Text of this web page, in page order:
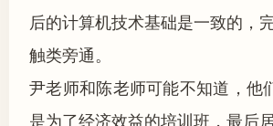
后的计算机技术基础是一致的，
触类旁通。
尹老师和陈老师可能不知道，他
是为了经济效益的培训班，最后